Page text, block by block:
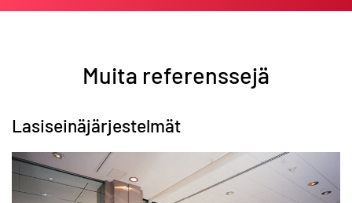
Muita referenssejä
Lasiseinäjärjestelmät